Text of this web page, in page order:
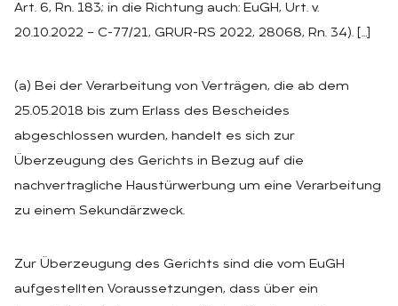
Art. 6, Rn. 183; in die Richtung auch: EuGH, Urt. v.
20.10.2022 – C-77/21, GRUR-RS 2022, 28068, Rn. 34). […]
(a) Bei der Verarbeitung von Verträgen, die ab dem
25.05.2018 bis zum Erlass des Bescheides
abgeschlossen wurden, handelt es sich zur
Überzeugung des Gerichts in Bezug auf die
nachvertragliche Haustürwerbung um eine Verarbeitung
zu einem Sekundärzweck.
Zur Überzeugung des Gerichts sind die vom EuGH
aufgestellten Voraussetzungen, dass über ein